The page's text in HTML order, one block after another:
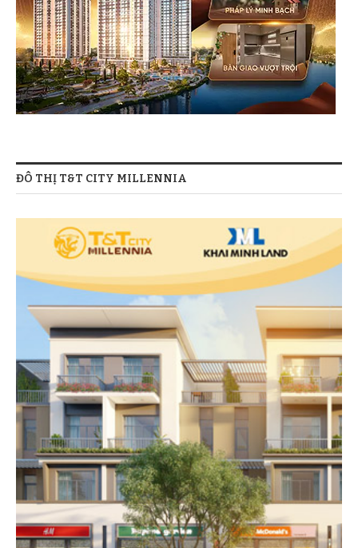
ĐÔ THỊ T&T CITY MILLENNIA